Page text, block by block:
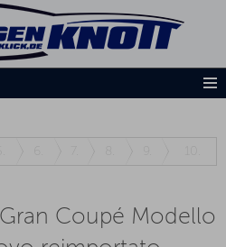
Coupé Modello